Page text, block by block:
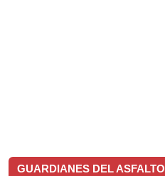
GUARDIANES DEL ASFALTO